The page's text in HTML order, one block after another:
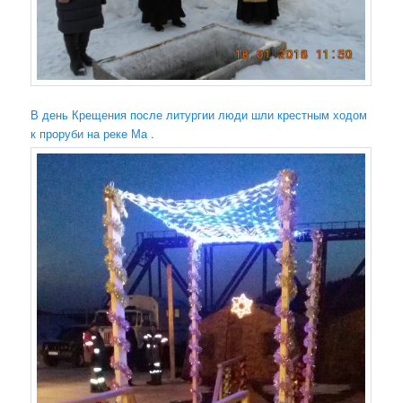
В день Крещения после литургии люди шли крестным ходом
к проруби на реке Ма .